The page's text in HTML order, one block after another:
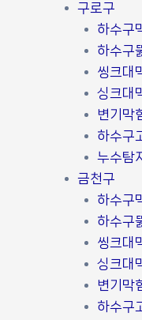
구로구
하수구
하수구
씽크대
싱크대
변기막
하수구
누수탐
금천구
하수구
하수구
씽크대
싱크대
변기막
하수구